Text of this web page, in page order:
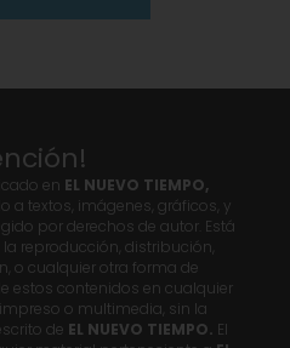
en EL NUEVO TIEMPO,
a textos, imágenes, gráficos, y
por derechos de autor. Está
reproducción, distribución,
o cualquier otra forma de
estos contenidos en cualquier
o multimedia, sin la
de EL NUEVO TIEMPO. El